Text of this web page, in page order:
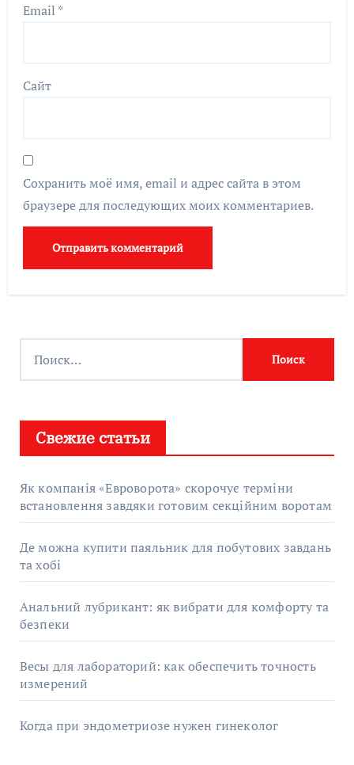
Email *
Сайт
Сохранить моё имя, email и адрес сайта в этом
браузере для последующих моих комментариев.
Свежие статьи
Як компанія «Евроворота» скорочує терміни
встановлення завдяки готовим секційним воротам
Де можна купити паяльник для побутових завдань
та хобі
Анальний лубрикант: як вибрати для комфорту та
безпеки
Весы для лабораторий: как обеспечить точность
измерений
Когда при эндометриозе нужен гинеколог